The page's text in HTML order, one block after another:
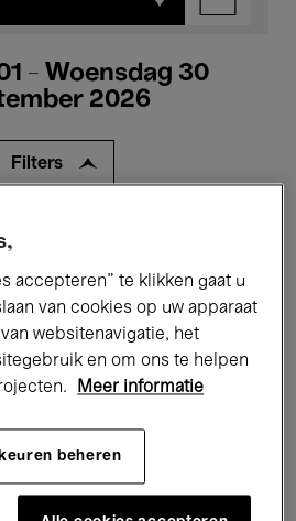
- Woensdag 30
2026
Filters
Films
Lezingen & Debatten
Muziek Global Music
accepteren” te klikken gaat u
van cookies op uw apparaat
websitenavigatie, het
en om ons te helpen
Meer informatie
beheren